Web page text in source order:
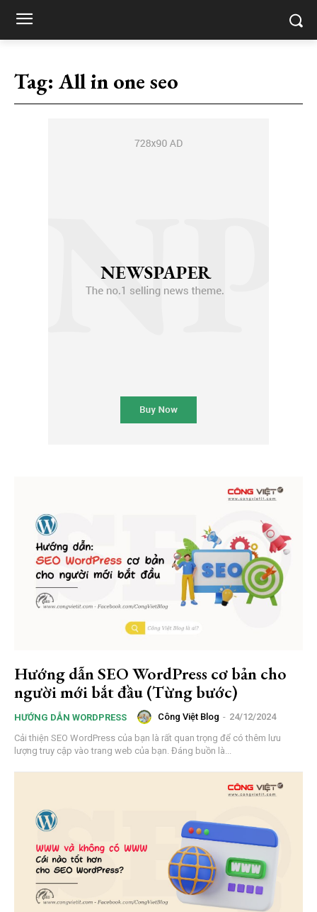
Tag: All in one seo
Hướng dẫn SEO WordPress cơ bản cho
người mới bắt đầu (Từng bước)
HƯỚNG DẪN WORDPRESS Công Việt Blog - 24/12/2024
Cải thiện SEO WordPress của bạn là rất quan trọng để có thêm lưu
lượng truy cập vào trang web của bạn. Đáng buồn là...